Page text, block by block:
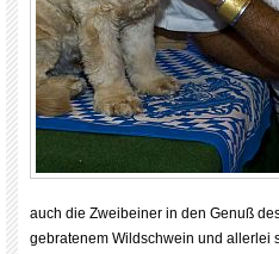
auch die Zweibeiner in den Genuß
gebratenem Wildschwein und allerlei